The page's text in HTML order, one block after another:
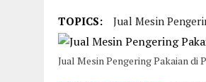
TOPICS: Jual Mesin
Jual Mesin Pengering Pakaian di